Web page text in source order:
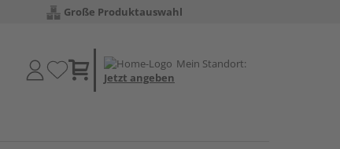
Große Produktauswahl
Mein Standort:
Jetzt angeben